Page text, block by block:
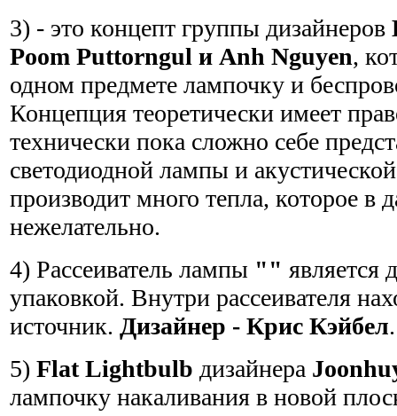
3) - это концепт группы дизайнеров
Poom Puttorngul и Anh Nguyen,
одном предмете лампочку и
Концепция теоретически имеет
технически пока сложно себе
светодиодной лампы и
производит много тепла, которое в
нежелательно.
4) Рассеиватель лампы "" является
упаковкой. Внутри рассеивателя
источник. Дизайнер - Крис Кэйбел
5) Flat Lightbulb дизайнера
лампочку накаливания в новой